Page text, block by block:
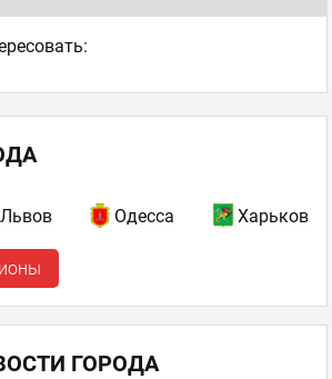
Львов Одесса Харьков
ГОРОДА